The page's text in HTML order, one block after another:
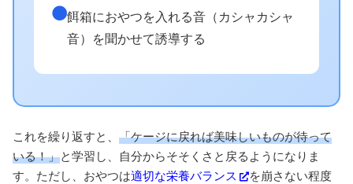
餌箱におやつを入れる音（カシャカシャ
音）を聞かせて誘導する
これを繰り返すと、 「ケージに戻れば美味しいものが待って
いる！」と学習し、自分からそそくさと戻るようになりま
す。ただし、おやつは適切な栄養バランス
を崩さない程度